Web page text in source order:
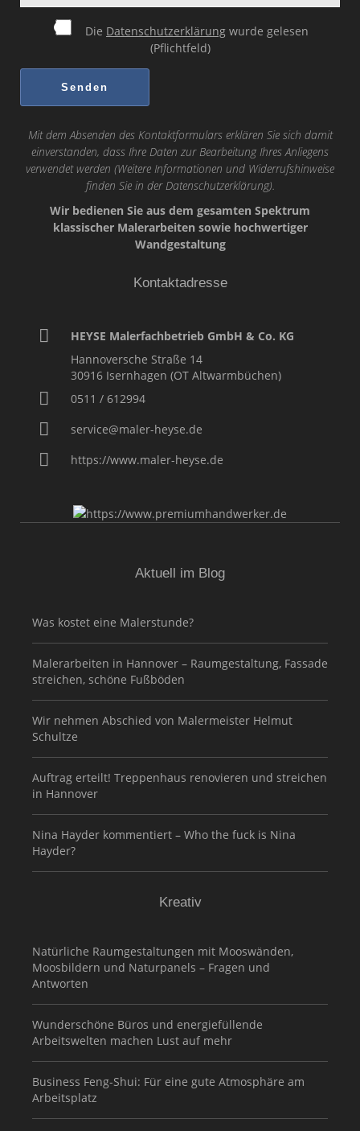
Die Datenschutzerklärung wurde gelesen
(Pflichtfeld)
Mit dem Absenden des Kontaktformulars erklären Sie sich damit
einverstanden, dass Ihre Daten zur Bearbeitung Ihres Anliegens
verwendet werden (Weitere Informationen und Widerrufshinweise
finden Sie in der Datenschutzerklärung).
Wir bedienen Sie aus dem gesamten Spektrum
klassischer Malerarbeiten sowie hochwertiger
Wandgestaltung
Kontaktadresse
HEYSE Malerfachbetrieb GmbH & Co. KG
Hannoversche Straße 14
30916 Isernhagen (OT Altwarmbüchen)
0511 / 612994
service@maler-heyse.de
https://www.maler-heyse.de
Aktuell im Blog
Was kostet eine Malerstunde?
Malerarbeiten in Hannover – Raumgestaltung, Fassade
streichen, schöne Fußböden
Wir nehmen Abschied von Malermeister Helmut
Schultze
Auftrag erteilt! Treppenhaus renovieren und streichen
in Hannover
Nina Hayder kommentiert – Who the fuck is Nina
Hayder?
Kreativ
Natürliche Raumgestaltungen mit Mooswänden,
Moosbildern und Naturpanels – Fragen und
Antworten
Wunderschöne Büros und energiefüllende
Arbeitswelten machen Lust auf mehr
Business Feng-Shui: Für eine gute Atmosphäre am
Arbeitsplatz